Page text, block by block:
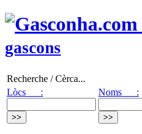
gascons
Recherche / Cèrca...
Lòcs :
Noms :